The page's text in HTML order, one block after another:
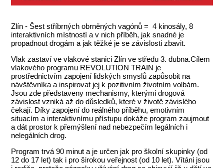
Zlín - Šest stříbrných obrněných vagónů = 4 kinosály, 8
interaktivních místností a v nich příběh, jak snadné je
propadnout drogám a jak těžké je se závislosti zbavit.
Vlak zastaví ve vlakové stanici Zlín ve středu 3. dubna.Cílem
vlakového programu REVOLUTION TRAIN je
prostřednictvím zapojení lidských smyslů zapůsobit na
návštěvníka a inspirovat jej k pozitivním životním volbám.
Jsou zde představeny mechanismy, kterými drogová
závislost vzniká až do důsledků, které v životě závislého
čekají. Díky zapojení do reálného příběhu, emotivním
situacím a interaktivnímu přístupu dokáže program zaujmout
a dát prostor k přemýšlení nad nebezpečím legálních i
nelegálních drog.
Program trvá 90 minut a je určen jak pro školní skupinky (od
12 do 17 let) tak i pro širokou veřejnost (od 10 let). Vítáni jsou